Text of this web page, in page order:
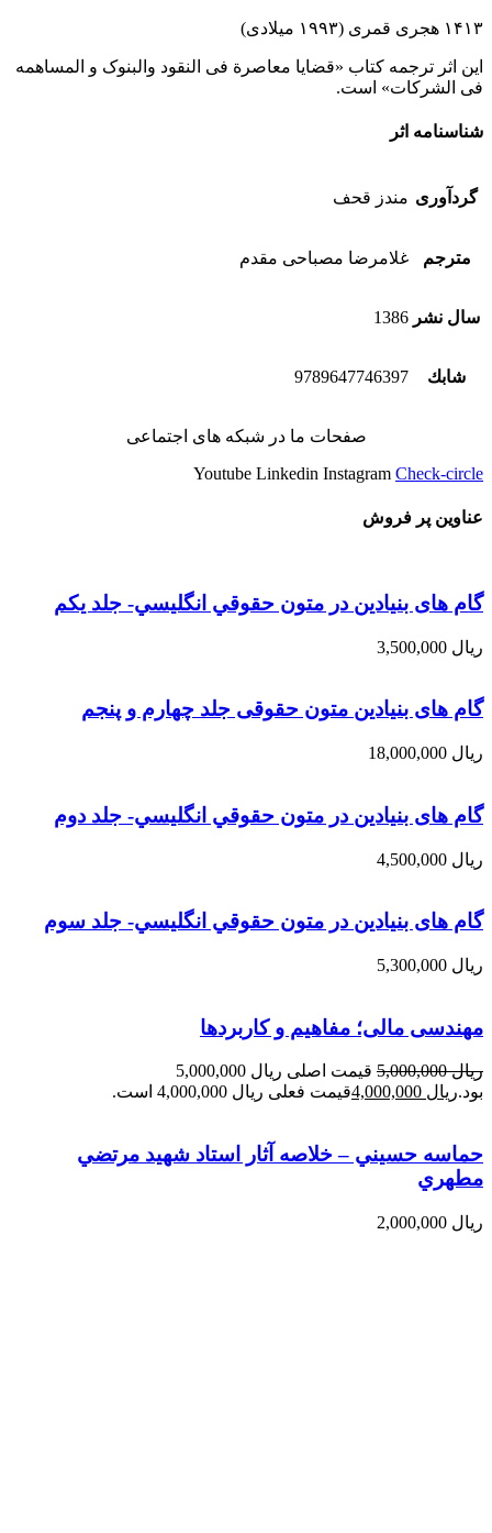
۱۴۱۳ هجری قمری (۱۹۹۳ میلادی)
این اثر ترجمه کتاب «قضایا معاصرﺓ فی النقود والبنوک و المساهمه
فی الشرکات» است.
شناسنامه اثر
گردآوری مندز قحف
مترجم غلامرضا مصباحی مقدم
سال نشر 1386
شابك 9789647746397
صفحات ما در شبکه های اجتماعی
Youtube Linkedin Instagram Check-circle
عناوین پر فروش
گام های بنیادین در متون حقوقي انگليسي- جلد يكم
ریال
گام های بنیادین متون حقوقی جلد چهارم و پنجم
ریال
گام های بنیادین در متون حقوقي انگليسي- جلد دوم
ریال
گام های بنیادین در متون حقوقي انگليسي- جلد سوم
ریال
مهندسی مالی؛ مفاهیم و کاربردها
ریال5,000,000
قیمت اصلی ریال 5,000,000
بود.ریال قیمت فعلی ریال 4,000,000 است.
حماسه حسيني – خلاصه آثار استاد شهيد مرتضي
مطهري
ریال